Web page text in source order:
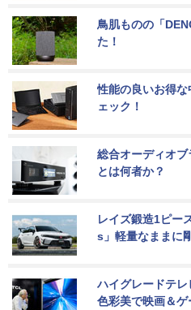
鳥肌ものの「
た！
性能の良いお得
ェック！
総合オーディオ
とは何者か？
レイズ鍛造1ピー
s」軽量なままに
ハイグレードテ
色彩美で映画＆